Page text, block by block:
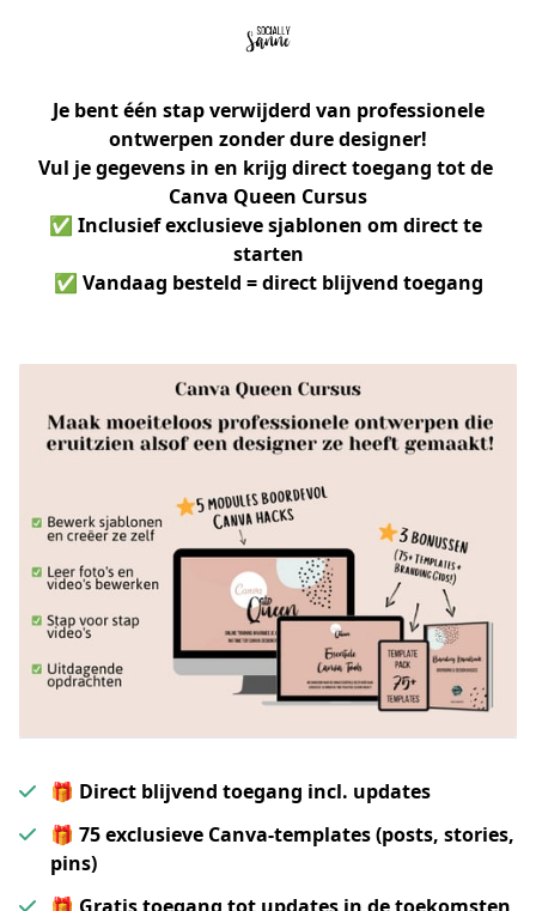
Je bent één stap verwijderd van professionele
ontwerpen zonder dure designer!
Vul je gegevens in en krijg direct toegang tot de
Canva Queen Cursus
✅ Inclusief exclusieve sjablonen om direct te
starten
✅ Vandaag besteld = direct blijvend toegang
🎁 Direct blijvend toegang incl. updates
🎁 75 exclusieve Canva-templates (posts, stories,
pins)